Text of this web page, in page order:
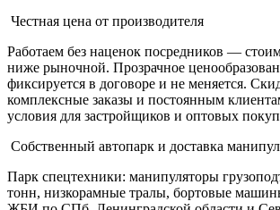
Честная цена от производителя
Работаем без наценок посредников —
ниже рыночной. Прозрачное
фиксируется в договоре и не меняется.
комплексные заказы и постоянным
условия для застройщиков и оптовых
Собственный автопарк и доставка
Парк спецтехники: манипуляторы
тонн, низкорамные тралы, бортовые